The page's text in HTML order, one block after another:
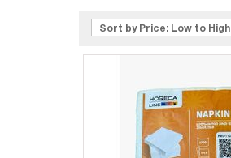
Sort by Price: Low to High